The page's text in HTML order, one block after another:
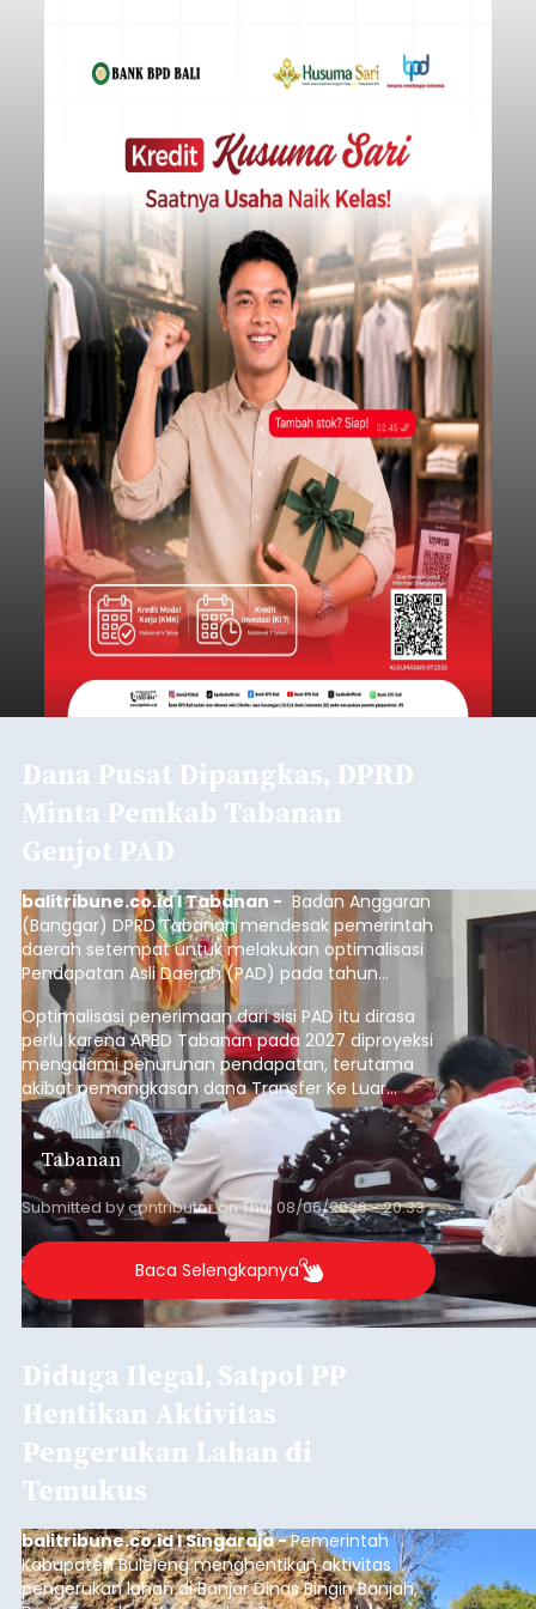
Dana Pusat Dipangkas, DPRD
Minta Pemkab Tabanan
Genjot PAD
balitribune.co.id I Tabanan - Badan Anggaran
(Banggar) DPRD Tabanan mendesak pemerintah
daerah setempat untuk melakukan optimalisasi
Pendapatan Asli Daerah (PAD) pada tahun
anggaran 2027.
Optimalisasi penerimaan dari sisi PAD itu dirasa
perlu karena APBD Tabanan pada 2027 diproyeksi
mengalami penurunan pendapatan, terutama
akibat pemangkasan dana Transfer Ke Luar
Daerah (TKD) dari pemerintah pusat.
Tabanan
Submitted bycontributoronThu, 08/06/2026 - 20:33
Baca Selengkapnya
Diduga Ilegal, Satpol PP
Hentikan Aktivitas
Pengerukan Lahan di
Temukus
balitribune.co.id I Singaraja -Pemerintah
Kabupaten Buleleng menghentikan aktivitas
pengerukan lahan di Banjar Dinas Bingin Banjah,